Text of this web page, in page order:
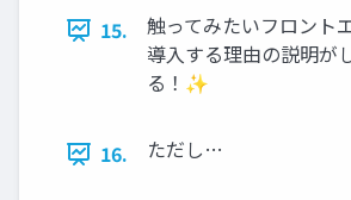
15.
触ってみたいフロント
導入する理由の説明が
る！✨
16. ただし…